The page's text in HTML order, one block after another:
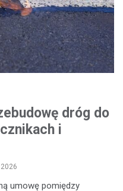
dróg do
i
umowę pomiędzy